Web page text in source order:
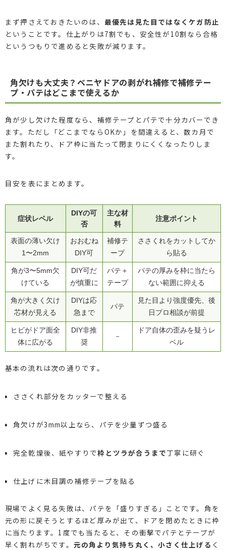
まず押さえておきたいのは、 最優先は見た目ではなくケガ防止
ということです。仕上がりは7割でも、安全性が10割なら合格
というつもりで進めると失敗が減ります。
角欠けも大丈夫？ベニヤドアの剥がれ補修で補修テー
プ・パテはどこまで使えるか
角が少し欠けた程度なら、補修テープとパテで十分カバーでき
ます。ただし「どこまでならOKか」を間違えると、数カ月で
また割れたり、ドア枠に当たって閉まりにくくなったりしま
す。
目安を表にまとめます。
症状レベル
DIYの可
否
主な材
料
注意ポイント
表面の薄い欠け
1〜2mm
おおむね
DIY可
補修テ
ープ
ささくれをカットしてか
ら貼る
角が3〜5mm欠
けている
DIY可だ
が慎重に
パテ＋
テープ
パテの厚みを枠に当たら
ない範囲に抑える
角が大きく欠け
芯材が見える
DIYは応
急まで
パテ
見た目より強度優先、後
日プロ相談が前提
ヒビがドア面全
体に広がる
DIY非推
奨
－
ドア自体の歪みを疑うレ
ベル
基本の流れは次の通りです。
ささくれ部分をカッターで整える
角欠けが3mm以上なら、パテを少量ずつ盛る
完全乾燥後、紙やすりで枠とツラが合うまで丁寧に研ぐ
仕上げに木目調の補修テープを貼る
現場でよく見る失敗は、パテを「盛りすぎる」ことです。角を
元の形に戻そうとするほど厚みが出て、ドアを閉めたときに枠
に当たります。1度でも当たると、その衝撃でパテとテープが
早く割れがちです。 元の角より気持ち丸く、小さく仕上げる く